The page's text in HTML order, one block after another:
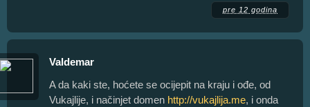
pre 12 godina
Valdemar
A da kaki ste, hoćete se ocijepit na kraju i ođe, od
Vukajlije, i načinjet domen http://vukajlija.me, i onda